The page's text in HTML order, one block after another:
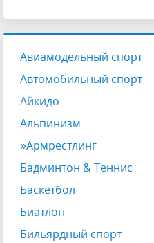
Авиамодельный спорт
Автомобильный спорт
Айкидо
Альпинизм
»Армрестлинг
Бадминтон & Теннис
Баскетбол
Биатлон
Бильярдный спорт